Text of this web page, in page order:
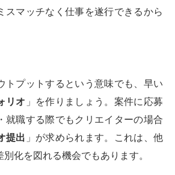
スマッチなく仕事を遂行できるから
トプットするという意味でも、早い
リオ 」を作りましょう。案件に応募
就職する際でもクリエイターの場合
提出 」が求められます。これは、他
化を図れる機会でもあります。